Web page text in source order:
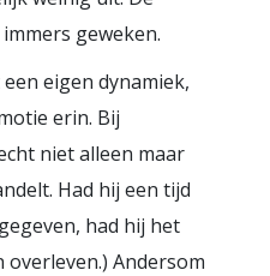
geweken.
eigen dynamiek,
erin. Bij
niet alleen maar
Had hij een tijd
had hij het
Andersom